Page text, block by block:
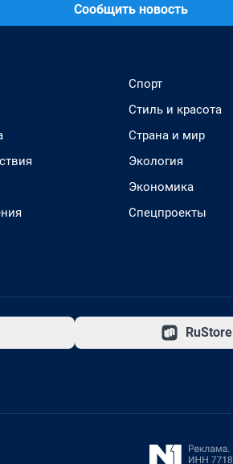
Сообщить новость
Спорт
Стиль и красота
Страна и мир
Экология
Экономика
Спецпроекты
RuStore